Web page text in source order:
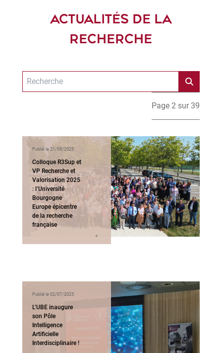
ACTUALITÉS DE LA
RECHERCHE
Page 2 sur 39
Publié le 21/08/2025
Colloque R3Sup et
VP Recherche et
Valorisation 2025
: l’Université
Bourgogne
Europe épicentre
de la recherche
française
Publié le 02/07/2025
L’UBE inaugure
son Pôle
Intelligence
Artificielle
Interdisciplinaire !